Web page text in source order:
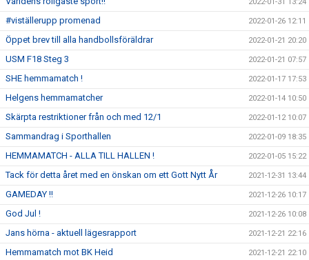
#viställerupp promenad 2022-01-26 12:11
Öppet brev till alla handbollsföräldrar 2022-01-21 20:20
USM F18 Steg 3 2022-01-21 07:57
SHE hemmamatch ! 2022-01-17 17:53
Helgens hemmamatcher 2022-01-14 10:50
Skärpta restriktioner från och med 12/1 2022-01-12 10:07
Sammandrag i Sporthallen 2022-01-09 18:35
HEMMAMATCH - ALLA TILL HALLEN ! 2022-01-05 15:22
Tack för detta året med en önskan om ett Gott Nytt År 2021-12-31 13:44
GAMEDAY !! 2021-12-26 10:17
God Jul ! 2021-12-26 10:08
Jans hörna - aktuell lägesrapport 2021-12-21 22:16
Hemmamatch mot BK Heid 2021-12-21 22:10